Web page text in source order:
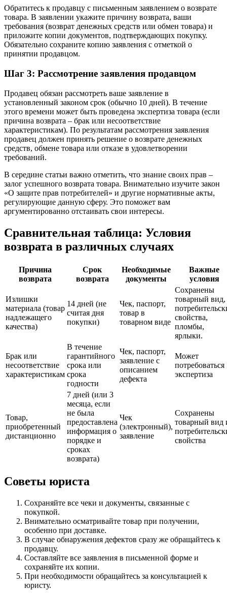
Обратитесь к продавцу с письменным заявлением о возврате
товара. В заявлении укажите причину возврата, ваши
требования (возврат денежных средств или обмен товара) и
приложите копии документов, подтверждающих покупку.
Обязательно сохраните копию заявления с отметкой о
принятии продавцом.
Шаг 3: Рассмотрение заявления продавцом
Продавец обязан рассмотреть ваше заявление в
установленный законом срок (обычно 10 дней). В течение
этого времени может быть проведена экспертиза товара (если
причина возврата – брак или несоответствие
характеристикам). По результатам рассмотрения заявления
продавец должен принять решение о возврате денежных
средств, обмене товара или отказе в удовлетворении
требований.
В середине статьи важно отметить, что знание своих прав –
залог успешного возврата товара. Внимательно изучите закон
«О защите прав потребителей» и другие нормативные акты,
регулирующие данную сферу. Это поможет вам
аргументированно отстаивать свои интересы.
Сравнительная таблица: Условия
возврата в различных случаях
Причина
возврата
Срок
возврата
Необходимые
документы
Важные
условия
Излишки
материала (товар
надлежащего
качества)
14 дней (не
считая дня
покупки)
Чек, паспорт,
товар в
товарном виде
Сохранены
товарный вид,
свойства,
пломбы,
ярлыки.
Брак или
несоответствие
характеристикам
В течение
гарантийного
срока или
срока
годности
Чек, паспорт,
заявление с
описанием
дефекта
Может
потребоваться
экспертиза
Товар,
приобретенный
дистанционно
7 дней (или 3
месяца, если
не была
предоставлена
информация о
порядке и
сроках
возврата)
Чек
(электронный),
заявление
Сохранены
товарный вид
свойства
Советы юриста
Сохраняйте все чеки и документы, связанные с
покупкой.
Внимательно осматривайте товар при получении,
особенно при доставке.
В случае обнаружения дефектов сразу же обращайтесь к
продавцу.
Составляйте все заявления в письменной форме и
сохраняйте их копии.
При необходимости обращайтесь за консультацией к
юристу.